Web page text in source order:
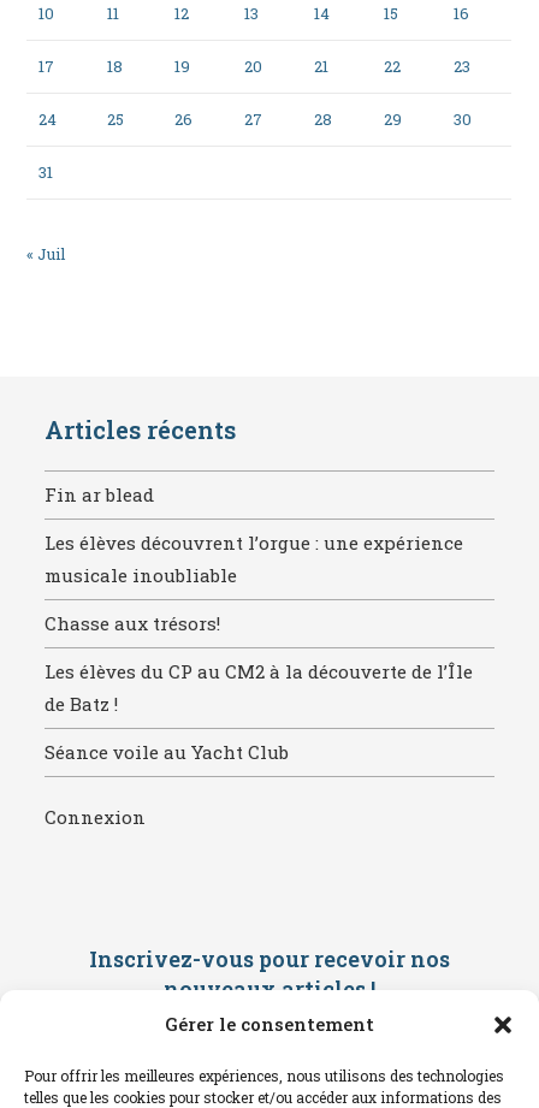
Gérer le consentement
Pour offrir les meilleures expériences, nous utilisons des technologies
telles que les cookies pour stocker et/ou accéder aux informations des
10 11 12 13 14 15 16
17 18 19 20 21 22 23
24 25 26 27 28 29 30
31
« Juil
Articles récents
Fin ar blead
Les élèves découvrent l’orgue : une expérience
musicale inoubliable
Chasse aux trésors!
Les élèves du CP au CM2 à la découverte de l’Île
de Batz !
Séance voile au Yacht Club
Connexion
Inscrivez-vous pour recevoir nos
nouveaux articles !
Saisissez ci-dessous votre adresse
confirmation par mail. Consultez vos